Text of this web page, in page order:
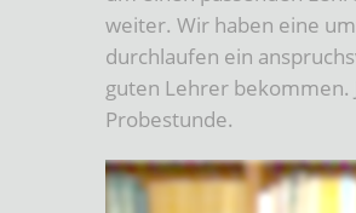
weiter. Wir haben eine
durchlaufen ein
guten Lehrer
Probestunde.